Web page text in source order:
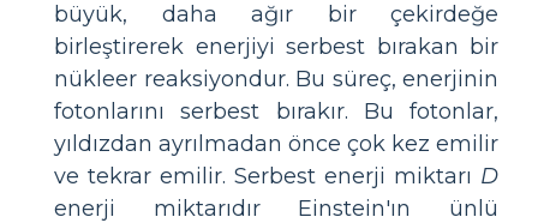
büyük, daha ağır bir çekirdeğe
birleştirerek enerjiyi serbest bırakan bir
nükleer reaksiyondur. Bu süreç, enerjinin
fotonlarını serbest bırakır. Bu fotonlar,
yıldızdan ayrılmadan önce çok kez emilir
ve tekrar emilir. Serbest enerji miktarı D
enerji miktarıdır Einstein'ın ünlü